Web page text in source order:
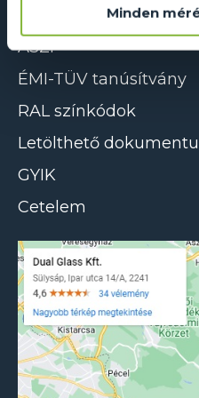
Minden
Adatkezelés és süti
ÁSZF
ÉMI-TÜV tanúsítvány
RAL színkódok
Letölthető
GYIK
Cetelem